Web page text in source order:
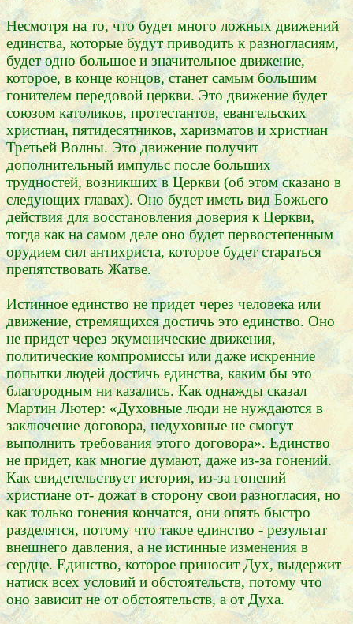
Несмотря на то, что будет много ложных движений
единства, которые будут приводить к разногласиям,
будет одно большое и значительное движение,
которое, в конце концов, станет самым большим
гонителем передовой церкви. Это движение будет
союзом католиков, протестантов, евангельских
христиан, пятидесятников, харизматов и христиан
Третьей Волны. Это движение получит
дополнительный импульс после больших
трудностей, возникших в Церкви (об этом сказано в
следующих главах). Оно будет иметь вид Божьего
действия для восстановления доверия к Церкви,
тогда как на самом деле оно будет первостепенным
орудием сил антихриста, которое будет стараться
препятствовать Жатве.
Истинное единство не придет через человека или
движение, стремящихся достичь это единство. Оно
не придет через экуменические движения,
политические компромиссы или даже искренние
попытки людей достичь единства, каким бы это
благородным ни казались. Как однажды сказал
Мартин Лютер: «Духовные люди не нуждаются в
заключение договора, недуховные не смогут
выполнить требования этого договора». Единство
не придет, как многие думают, даже из-за гонений.
Как свидетельствует история, из-за гонений
христиане от- дожат в сторону свои разногласия, но
как только гонения кончатся, они опять быстро
разделятся, потому что такое единство - результат
внешнего давления, а не истинные изменения в
сердце. Единство, которое приносит Дух, выдержит
натиск всех условий и обстоятельств, потому что
оно зависит не от обстоятельств, а от Духа.